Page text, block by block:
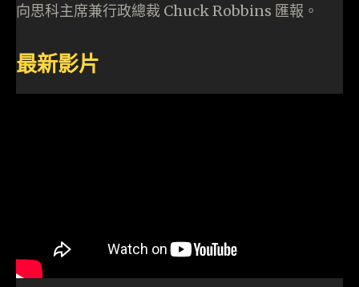
向思科主席兼行政總裁 Chuck Robbins 匯報。
最新影片